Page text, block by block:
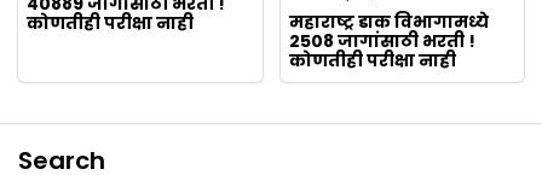
कोणतीही परीक्षा नाही
महाराष्ट्र डाक विभागामध्ये
2508 जागांसाठी भरती !
कोणतीही परीक्षा नाही
Search